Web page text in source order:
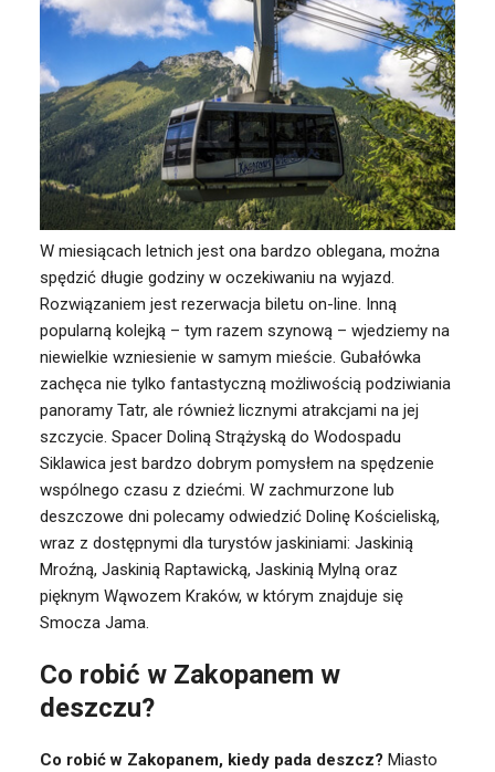
W miesiącach letnich jest ona bardzo oblegana, można
spędzić długie godziny w oczekiwaniu na wyjazd.
Rozwiązaniem jest rezerwacja biletu on-line. Inną
popularną kolejką – tym razem szynową – wjedziemy na
niewielkie wzniesienie w samym mieście. Gubałówka
zachęca nie tylko fantastyczną możliwością podziwiania
panoramy Tatr, ale również licznymi atrakcjami na jej
szczycie. Spacer Doliną Strążyską do Wodospadu
Siklawica jest bardzo dobrym pomysłem na spędzenie
wspólnego czasu z dziećmi. W zachmurzone lub
deszczowe dni polecamy odwiedzić Dolinę Kościeliską,
wraz z dostępnymi dla turystów jaskiniami: Jaskinią
Mroźną, Jaskinią Raptawicką, Jaskinią Mylną oraz
pięknym Wąwozem Kraków, w którym znajduje się
Smocza Jama.
Co robić w Zakopanem w
deszczu?
Co robić w Zakopanem, kiedy pada deszcz? Miasto